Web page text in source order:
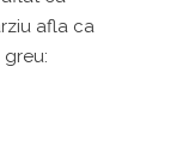
afla ca